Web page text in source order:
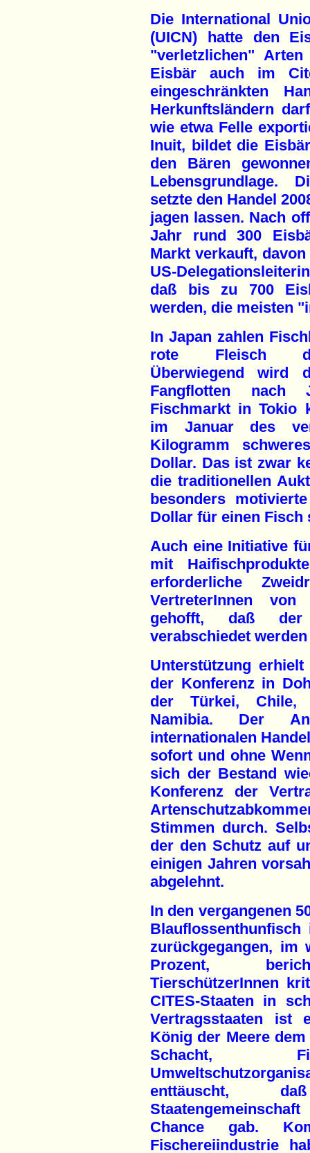
Die International
(UICN) hatte den
"verletzlichen"
Eisbär auch im
eingeschränkten
Herkunftsländern
wie etwa Felle
Inuit, bildet die
den Bären
Lebensgrundlage.
setzte den Handel
jagen lassen. Nach
Jahr rund 300
Markt verkauft,
US-
daß bis zu 700
werden, die meisten
In Japan zahlen
rote Fleisch
Überwiegend wird
Fangflotten nach
Fischmarkt in Tokio
im Januar des
Kilogramm
Dollar. Das ist zwar
die traditionellen
besonders
Dollar für einen Fisch
Auch eine Initiative
mit
erforderliche
VertreterInnen von
gehofft, daß
verabschiedet
Unterstützung
der Konferenz in
der Türkei, Chile,
Namibia. Der
internationalen
sofort und ohne
sich der Bestand
Konferenz der
Stimmen durch.
der den Schutz auf
einigen Jahren
abgelehnt.
In den vergangenen
zurückgegangen, im
Prozent,
TierschützerInnen
CITES-Staaten in
Vertragsstaaten ist
König der Meere
Schacht,
enttäuscht,
Chance gab.
Fischereiindustrie